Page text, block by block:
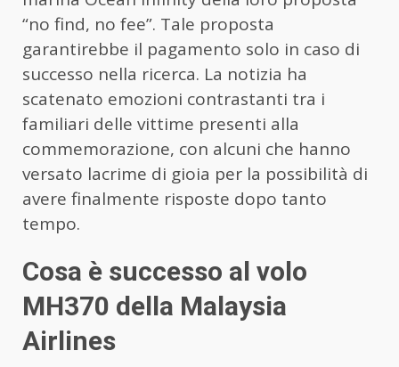
“no find, no fee”. Tale proposta
garantirebbe il pagamento solo in caso di
successo nella ricerca. La notizia ha
scatenato emozioni contrastanti tra i
familiari delle vittime presenti alla
commemorazione, con alcuni che hanno
versato lacrime di gioia per la possibilità di
avere finalmente risposte dopo tanto
tempo.
Cosa è successo al volo
MH370 della Malaysia
Airlines